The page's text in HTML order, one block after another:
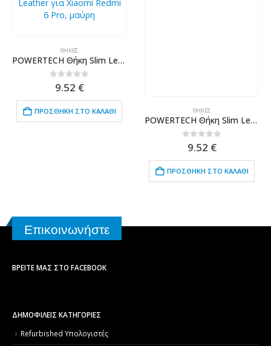
ΘΉΚΕΣ
POWERTECH Θήκη Slim Leather για Xiaomi Redmi 6 Pro, μαύρη
out of 5
9.52 €
ΠΡΟΣΘΉΚΗ ΣΤΟ ΚΑΛΆΘΙ ΘΉΚΕΣ
POWERTECH Θήκη Slim Leather για Xiaomi Redmi 6 Pro, γκρι
out of 5
9.52 €
ΠΡΟΣΘΉΚΗ ΣΤΟ ΚΑΛΆΘΙ
Επικοινωνήστε
ΒΡΕΊΤΕ ΜΑΣ ΣΤΟ FACEBOOK
ΔΗΜΟΦΙΛΕΙΣ ΚΑΤΗΓΟΡΙΕΣ
Refurbished Υπολογιστές